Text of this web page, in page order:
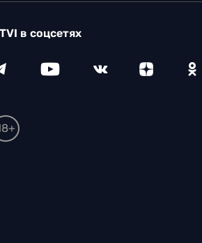
в соцсетях